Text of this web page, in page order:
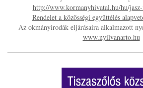
http://www.kormanyhivatal.hu/hu/
Rendelet a közösségi együttélés
Az okmányirodák eljárásaira alkalmazott
www.nyilvanarto.hu